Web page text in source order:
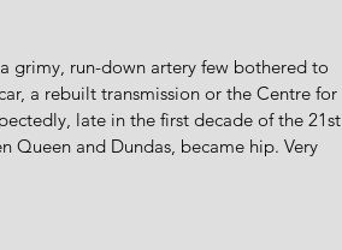
grimy, run-down artery few bothered to
a rebuilt transmission or the Centre for
late in the first decade of the 21st
Queen and Dundas, became hip. Very